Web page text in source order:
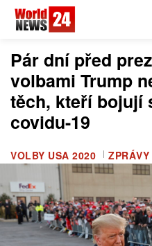
Pár dní před
volbami Trump
těch, kteří bojují
covidu-19
VOLBY USA 2020 ZPRÁVY